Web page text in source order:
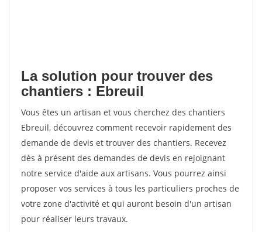
La solution pour trouver des
chantiers : Ebreuil
Vous êtes un artisan et vous cherchez des chantiers
Ebreuil, découvrez comment recevoir rapidement des
demande de devis et trouver des chantiers. Recevez
dès à présent des demandes de devis en rejoignant
notre service d'aide aux artisans. Vous pourrez ainsi
proposer vos services à tous les particuliers proches de
votre zone d'activité et qui auront besoin d'un artisan
pour réaliser leurs travaux.